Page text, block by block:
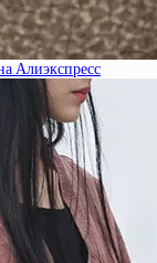
Алиэкспресс